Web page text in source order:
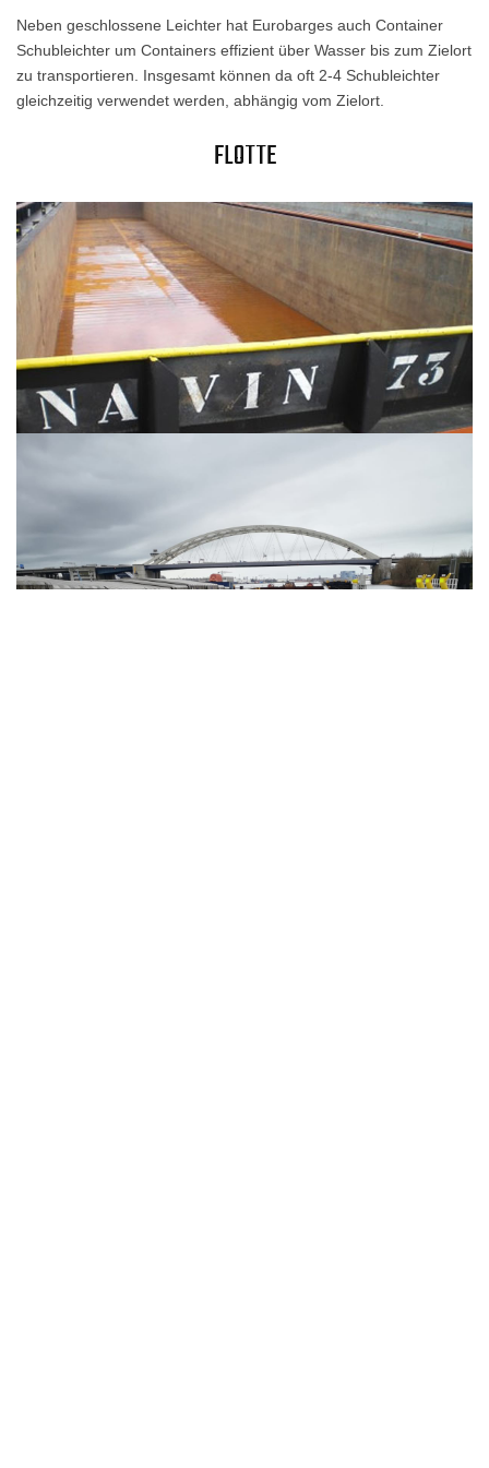
Neben geschlossene Leichter hat Eurobarges auch Container
Schubleichter um Containers effizient über Wasser bis zum Zielort
zu transportieren. Insgesamt können da oft 2-4 Schubleichter
gleichzeitig verwendet werden, abhängig vom Zielort.
FLOTTE